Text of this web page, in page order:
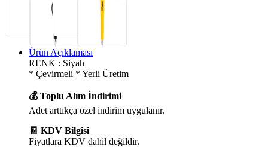
Ürün Açıklaması
RENK : Siyah
* Çevirmeli * Yerli Üretim
💰 Toplu Alım İndirimi
Adet arttıkça özel indirim uygulanır.
🧾 KDV Bilgisi
Fiyatlara KDV dahil değildir.